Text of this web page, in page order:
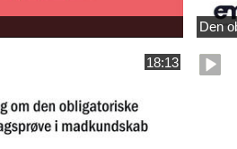
Den
18:13